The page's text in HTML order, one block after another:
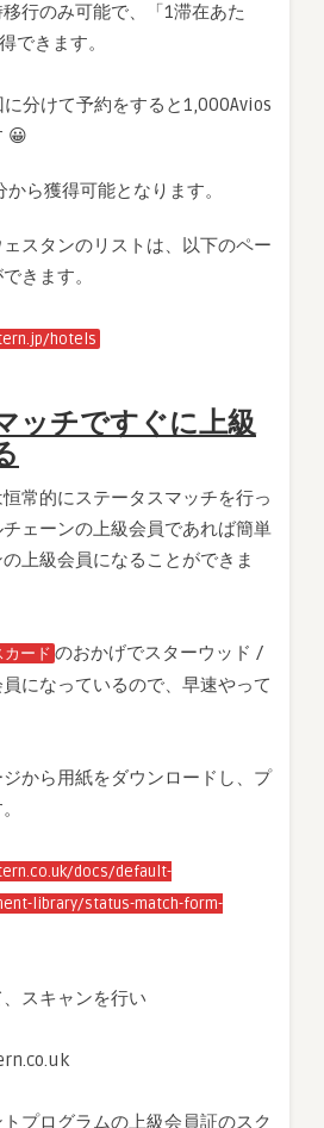
行のみ可能で、「1滞在あた
できます。
分けて予約をすると1,000Avios
😀
ら獲得可能となります。
スタンのリストは、以下のペー
きます。
hotels
ッチですぐに上級
常的にステータスマッチを行っ
ェーンの上級会員であれば簡単
上級会員になることができま
カード のおかげでスターウッド /
になっているので、早速やって
から用紙をダウンロードし、プ
docs/default-
library/status-match-form-
スキャンを行い
プログラムの上級会員証のスク